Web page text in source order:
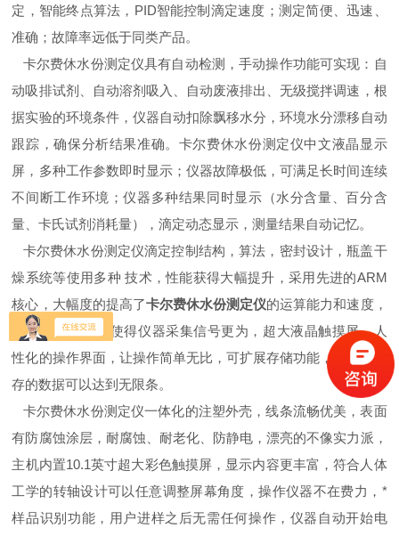
定，智能终点算法，PID智能控制滴定速度；测定简便、迅速、
准确；故障率远低于同类产品。
卡尔费休水份测定仪具有自动检测，手动操作功能可实现：自
动吸排试剂、自动溶剂吸入、自动废液排出、无级搅拌调速，根
据实验的环境条件，仪器自动扣除飘移水分，环境水分漂移自动
跟踪，确保分析结果准确。卡尔费休水份测定仪中文液晶显示
屏，多种工作参数即时显示；仪器故障极低，可满足长时间连续
不间断工作环境；仪器多种结果同时显示（水分含量、百分含
量、卡氏试剂消耗量），滴定动态显示，测量结果自动记忆。
卡尔费休水份测定仪滴定控制结构，算法，密封设计，瓶盖干
燥系统等使用多种 技术，性能获得大幅提升，采用先进的ARM
核心，大幅度的提高了卡尔费休水份测定仪的运算能力和速度，
先进的DAC芯片使得仪器采集信号更为，超大液晶触摸屏，人
性化的操作界面，让操作简单无比，可扩展存储功能，理论上保
存的数据可以达到无限条。
卡尔费休水份测定仪一体化的注塑外壳，线条流畅优美，表面
有防腐蚀涂层，耐腐蚀、耐老化、防静电，漂亮的不像实力派，
主机内置10.1英寸超大彩色触摸屏，显示内容更丰富，符合人体
工学的转轴设计可以任意调整屏幕角度，操作仪器不在费力，*
样品识别功能，用户进样之后无需任何操作，仪器自动开始电